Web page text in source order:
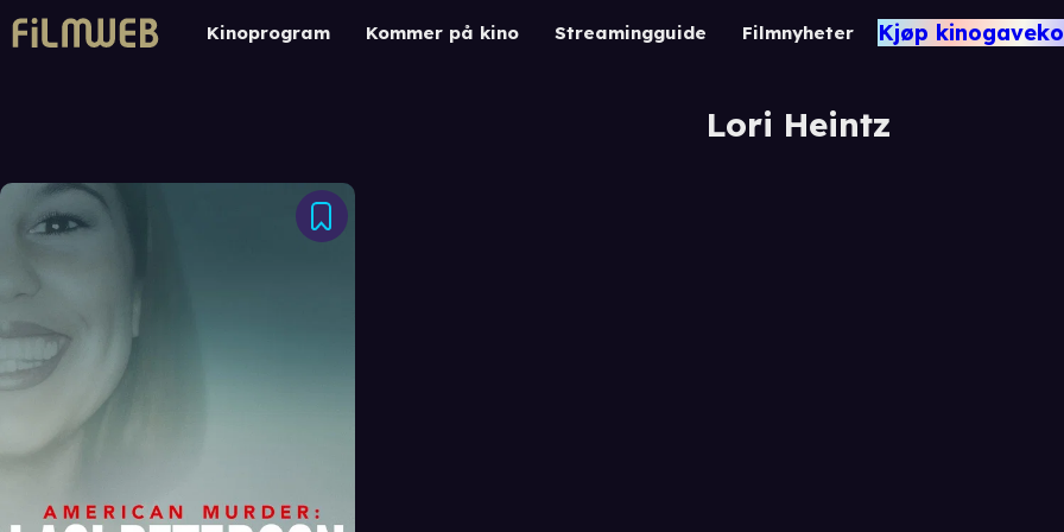
Kinoprogram Kommer på kino Streamingguide Filmnyheter Kjøp
Lori Heintz